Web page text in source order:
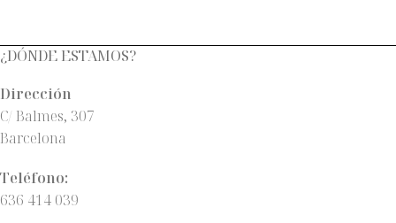
¿DÓNDE ESTAMOS?
Dirección
C/ Balmes, 307
Barcelona
Teléfono:
636 414 039